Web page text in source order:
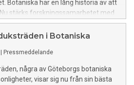
Botaniska har en lång historia av att
stärks forskningssamarbetet med
ytterligare kring vår
att utveckla ny kunskap och
i Botaniska
| Pressmeddelande
några av Göteborgs botaniska
visar sig nu från sin bästa